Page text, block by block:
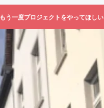
もう一度プロジェクトをやってほしい